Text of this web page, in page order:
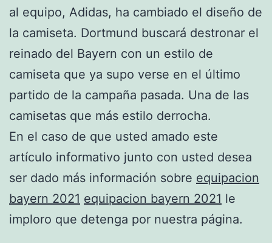
al equipo, Adidas, ha cambiado el diseño de
la camiseta. Dortmund buscará destronar el
reinado del Bayern con un estilo de
camiseta que ya supo verse en el último
partido de la campaña pasada. Una de las
camisetas que más estilo derrocha.
En el caso de que usted amado este
artículo informativo junto con usted desea
ser dado más información sobre equipacion
bayern 2021 equipacion bayern 2021 le
imploro que detenga por nuestra página.